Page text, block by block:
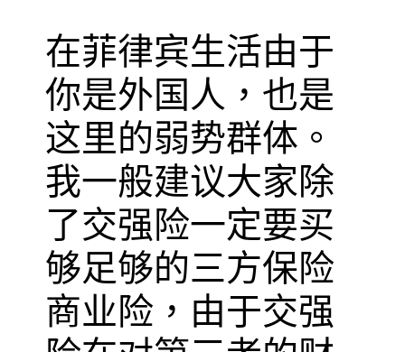
在菲律宾生活由于
你是外国人，也是
这里的弱势群体。
我一般建议大家除
了交强险一定要买
够足够的三方保险
商业险，由于交强